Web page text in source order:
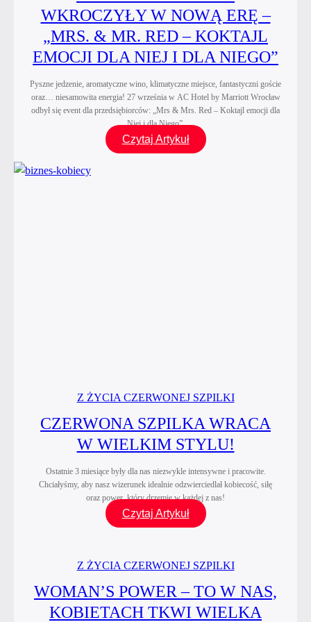
WKROCZYŁY W NOWĄ ERĘ –
„MRS. & MR. RED – KOKTAJL
EMOCJI DLA NIEJ I DLA NIEGO”
Pyszne jedzenie, aromatyczne wino, klimatyczne miejsce, fantastyczni goście
oraz… niesamowita energia! 27 września w AC Hotel by Marriott Wrocław
odbył się event dla przedsiębiorców: „Mrs & Mrs. Red – Koktajl emocji dla
Niej i dla Niego”.
Czytaj ArtykułCzerwone
Szpilki
i dla
Niego”
Z ŻYCIA CZERWONEJ SZPILKI
CZERWONA SZPILKA WRACA
W WIELKIM STYLU!
Ostatnie 3 miesiące były dla nas niezwykle intensywne i pracowite.
Chciałyśmy, aby nasz wizerunek idealnie odzwierciedlał kobiecość, siłę
oraz power, który drzemie w każdej z nas!
Czytaj ArtykułCzerwona
Szpilka
w wielkim
Z ŻYCIA CZERWONEJ SZPILKI
WOMAN’S POWER – TO W NAS,
KOBIETACH TKWI WIELKA